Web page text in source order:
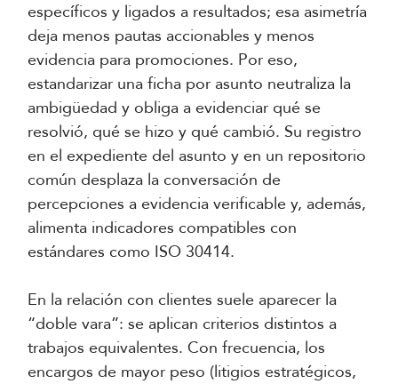
específicos y ligados a resultados; esa asimetría
deja menos pautas accionables y menos
evidencia para promociones. Por eso,
estandarizar una ficha por asunto neutraliza la
ambigüedad y obliga a evidenciar qué se
resolvió, qué se hizo y qué cambió. Su registro
en el expediente del asunto y en un repositorio
común desplaza la conversación de
percepciones a evidencia verificable y, además,
alimenta indicadores compatibles con
estándares como ISO 30414.
En la relación con clientes suele aparecer la
“doble vara”: se aplican criterios distintos a
trabajos equivalentes. Con frecuencia, los
encargos de mayor peso (litigios estratégicos,